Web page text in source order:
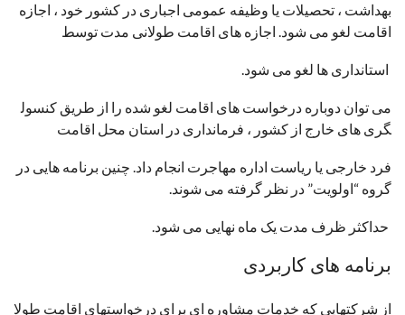
بهداشت ، تحصیلات یا وظیفه عمومی اجباری در کشور خود ، اجازه
اقامت لغو می شود. اجازه های اقامت طولانی مدت توسط
استانداری ها لغو می شود.
می توان دوباره درخواست های اقامت لغو شده را از طریق کنسول
گری های خارج از کشور ، فرمانداری در استان محل اقامت
فرد خارجی یا ریاست اداره مهاجرت انجام داد. چنین برنامه هایی در
گروه “اولویت” در نظر گرفته می شوند.
حداکثر ظرف مدت یک ماه نهایی می شود.
برنامه های کاربردی
از شرکتهایی که خدمات مشاوره ای برای درخواستهای اقامت طولا